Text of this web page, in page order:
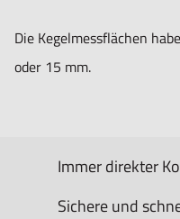
Die Kegelmessflächen
oder 15 mm.
Immer direkter
Sichere und